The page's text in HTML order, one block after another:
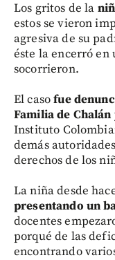
Los gritos de la
estos se vieron
agresiva de su
éste la encerró en
socorrieron.
El casofue
Familia de Chalán
Instituto
demás
derechos de los
La niña desde
presentando un
docentes
porqué de las
encontrando